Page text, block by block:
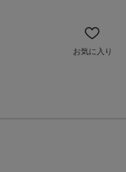
お気に入り